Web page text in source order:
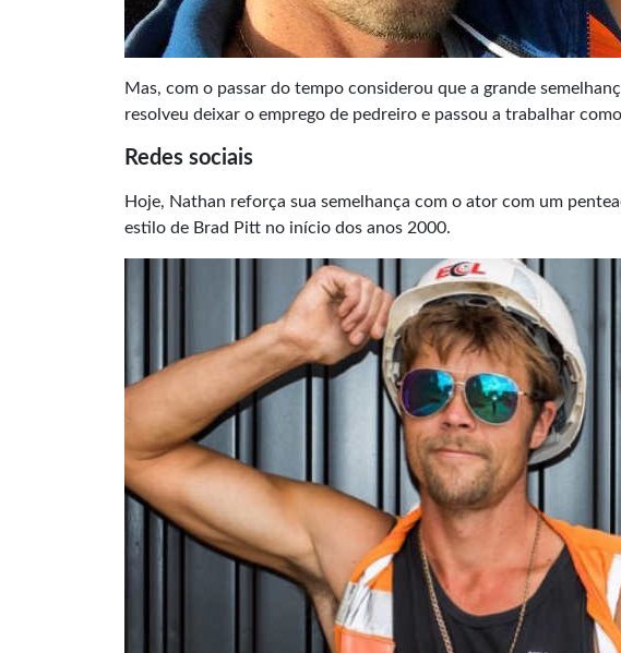
Mas, com o passar do tempo considerou que a grande
resolveu deixar o emprego de pedreiro e passou a trabalhar
Redes sociais
Hoje, Nathan reforça sua semelhança com o ator com um
estilo de Brad Pitt no início dos anos 2000.